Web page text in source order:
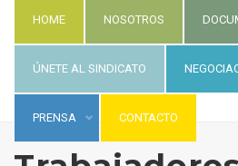
HOME NOSOTROS
ÚNETE AL SINDICATO
PRENSA CONTACTO